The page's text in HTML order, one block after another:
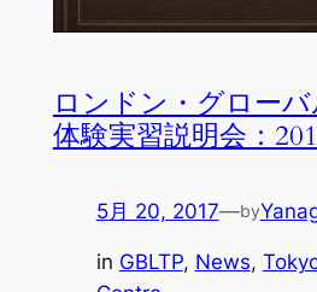
ロンドン・グロー
体験実習説明会：
5月 20, 2017—by
in GBLTP, News,